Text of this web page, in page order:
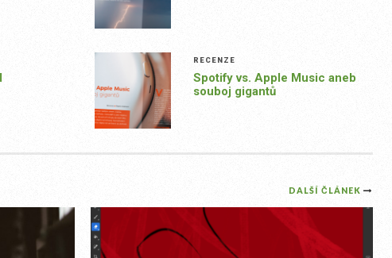
RECENZE
Spotify vs. Apple Music aneb
souboj gigantů
DALŠÍ ČLÁNEK